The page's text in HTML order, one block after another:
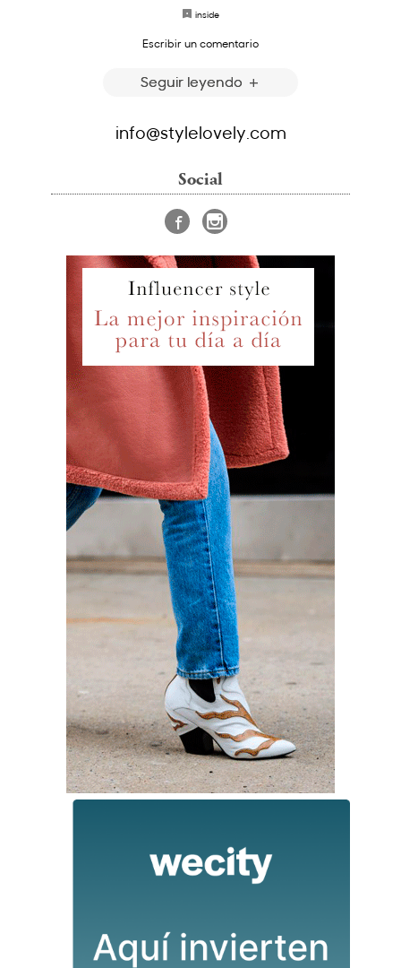
inside
Escribir un comentario
Seguir leyendo
info@stylelovely.com
Social